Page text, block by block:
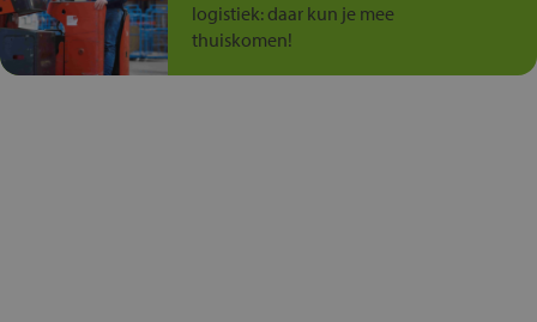
logistiek: daar kun je mee
thuiskomen!